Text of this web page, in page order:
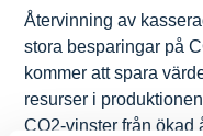
Återvinning av
stora besparingar på
kommer att spara
resurser i
CO2-vinster från ökad